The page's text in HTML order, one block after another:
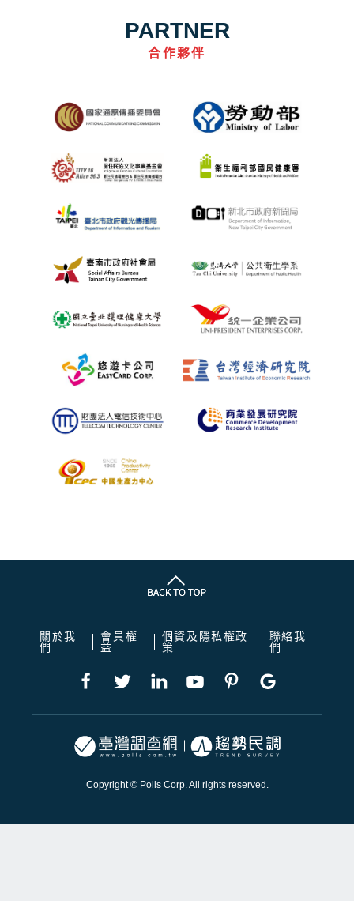
PARTNER
合作夥伴
關於我
們
會員權
益
個資及隱私權政
策
聯絡我
們
Copyright © Polls Corp. All rights reserved.